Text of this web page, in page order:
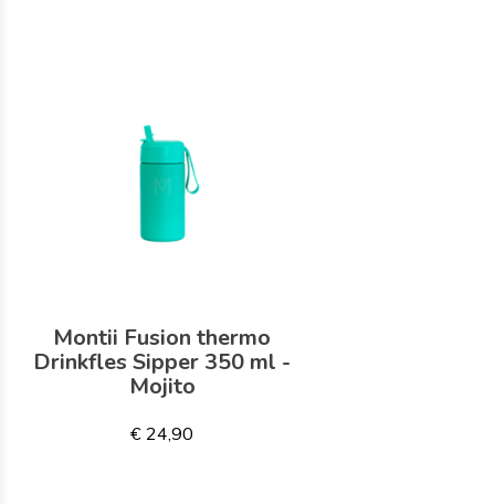
Montii Fusion thermo
Drinkfles Sipper 350 ml -
Mojito
€ 24,90